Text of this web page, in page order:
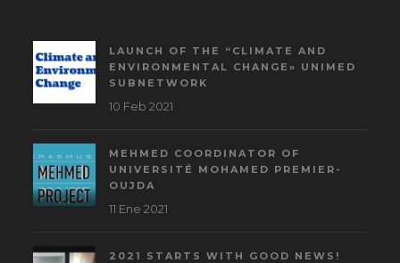
LAUNCH OF THE “CLIMATE AND
ENVIRONMENTAL CHANGE» UNIMED
SUBNETWORK
10 Feb 2021
MEHMED COORDINATOR OF
UNIVERSITÉ MOHAMED PREMIER-
OUJDA
11 Ene 2021
2021 STARTS WITH GOOD NEWS!